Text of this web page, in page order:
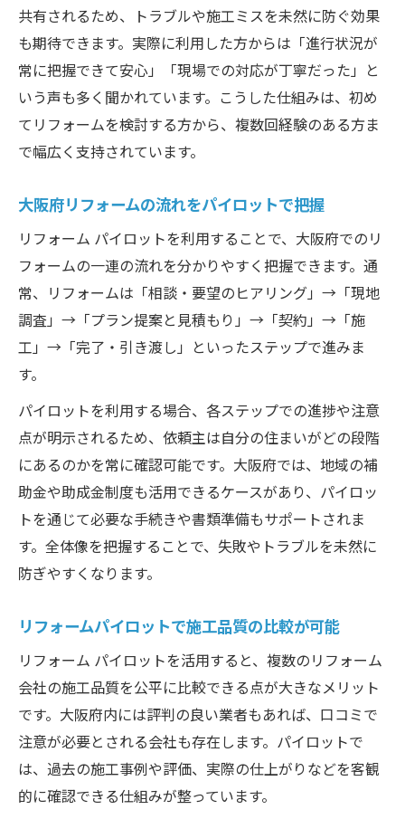
共有されるため、トラブルや施工ミスを未然に防ぐ効果
も期待できます。実際に利用した方からは「進行状況が
常に把握できて安心」「現場での対応が丁寧だった」と
いう声も多く聞かれています。こうした仕組みは、初め
てリフォームを検討する方から、複数回経験のある方ま
で幅広く支持されています。
大阪府リフォームの流れをパイロットで把握
リフォーム パイロットを利用することで、大阪府でのリ
フォームの一連の流れを分かりやすく把握できます。通
常、リフォームは「相談・要望のヒアリング」→「現地
調査」→「プラン提案と見積もり」→「契約」→「施
工」→「完了・引き渡し」といったステップで進みま
す。
パイロットを利用する場合、各ステップでの進捗や注意
点が明示されるため、依頼主は自分の住まいがどの段階
にあるのかを常に確認可能です。大阪府では、地域の補
助金や助成金制度も活用できるケースがあり、パイロッ
トを通じて必要な手続きや書類準備もサポートされま
す。全体像を把握することで、失敗やトラブルを未然に
防ぎやすくなります。
リフォームパイロットで施工品質の比較が可能
リフォーム パイロットを活用すると、複数のリフォーム
会社の施工品質を公平に比較できる点が大きなメリット
です。大阪府内には評判の良い業者もあれば、口コミで
注意が必要とされる会社も存在します。パイロットで
は、過去の施工事例や評価、実際の仕上がりなどを客観
的に確認できる仕組みが整っています。